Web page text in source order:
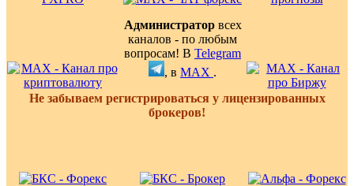
Администраторвсех
каналов - по любым
вопросам! В Telegram
, в MAX .
Не забываем регистрироваться у лицензированных
брокеров!